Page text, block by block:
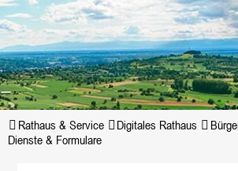
Rathaus & Service Digitales Rathaus
Dienste & Formulare